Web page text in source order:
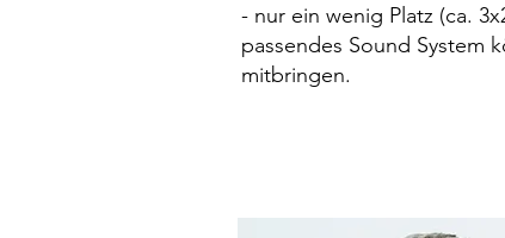
- nur ein wenig Platz (ca.
passendes Sound System
mitbringen.